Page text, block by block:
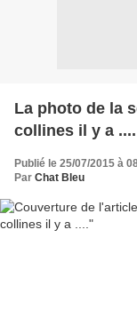
La photo de la
collines il y a ....
Publié le 25/07/2015 à
Par Chat Bleu